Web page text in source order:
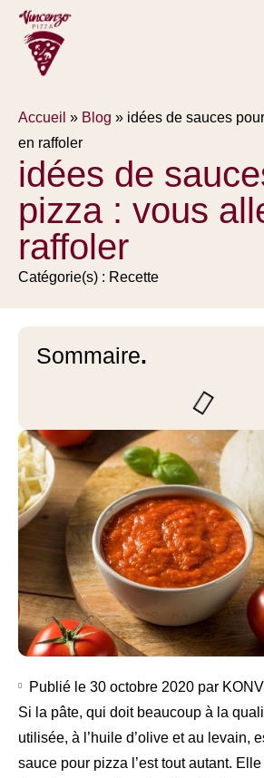
Accueil » Blog » idées de sauces
en raffoler
idées de
pizza : vous
raffoler
Catégorie(s) : Recette
Publié le 30 octobre 2020 par
Si la pâte, qui doit beaucoup à la
utilisée, à l’huile d’olive et au levain,
sauce pour pizza l’est tout autant.
Sommaire.
Panneau de gestion des cookies